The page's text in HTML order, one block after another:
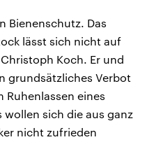
Bienenschutz. Das
lässt sich nicht auf
Koch. Er und
grundsätzliches Verbot
eines
sich die aus ganz
nicht zufrieden